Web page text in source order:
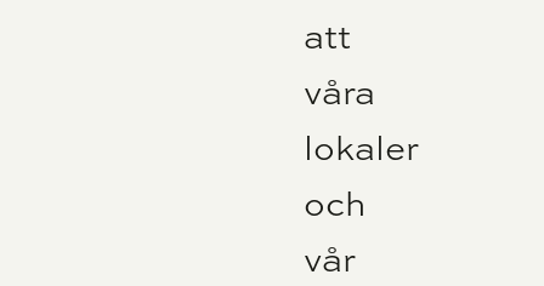
att
våra
lokaler
och
vår